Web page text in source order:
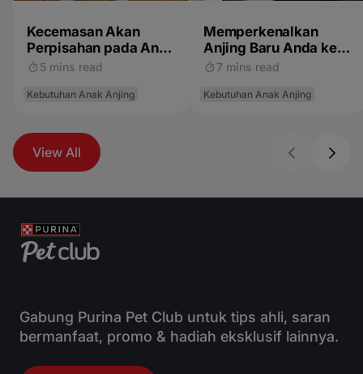
Kecemasan Akan
Perpisahan pada Anak
Anjing
5 mins read
Kebutuhan Anak Anjing
Memperkenalkan
Anjing Baru Anda ke
Kucing atau Anjing
7 mins read
Kebutuhan Anak Anjing
View All
Gabung Purina Pet Club untuk tips ahli, saran
bermanfaat, promo & hadiah eksklusif lainnya.